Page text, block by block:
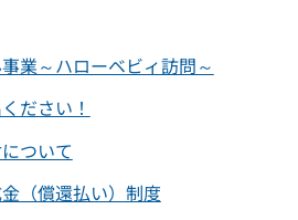
業～ハローベビィ訪問～
ださい！
ついて
（償還払い）制度